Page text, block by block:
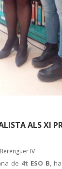
ALS XI
IV
de 4t ESO B,